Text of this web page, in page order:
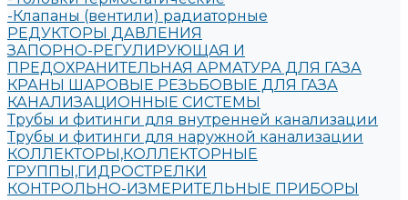
-Клапаны (вентили) радиаторные
РЕДУКТОРЫ ДАВЛЕНИЯ
ЗАПОРНО-РЕГУЛИРУЮЩАЯ И
ПРЕДОХРАНИТЕЛЬНАЯ АРМАТУРА ДЛЯ ГАЗА
КРАНЫ ШАРОВЫЕ РЕЗЬБОВЫЕ ДЛЯ ГАЗА
КАНАЛИЗАЦИОННЫЕ СИСТЕМЫ
Трубы и фитинги для внутренней канализации
Трубы и фитинги для наружной канализации
КОЛЛЕКТОРЫ,КОЛЛЕКТОРНЫЕ
ГРУППЫ,ГИДРОСТРЕЛКИ
КОНТРОЛЬНО-ИЗМЕРИТЕЛЬНЫЕ ПРИБОРЫ